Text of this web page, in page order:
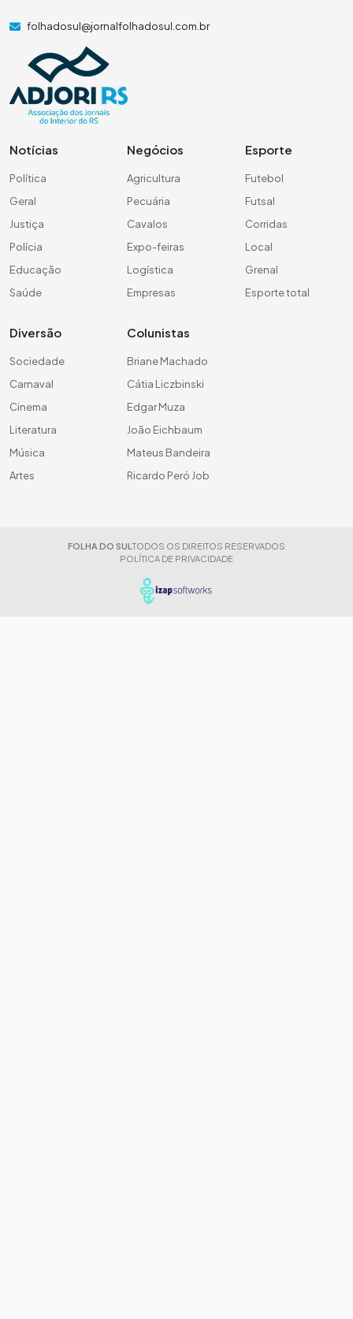
folhadosul@jornalfolhadosul.com.br
Notícias
Política
Geral
Justiça
Polícia
Educação
Saúde
Negócios
Agricultura
Pecuária
Cavalos
Expo-feiras
Logística
Empresas
Esporte
Futebol
Futsal
Corridas
Local
Grenal
Esporte total
Diversão
Sociedade
Carnaval
Cinema
Literatura
Música
Artes
Colunistas
Briane Machado
Cátia Liczbinski
Edgar Muza
João Eichbaum
Mateus Bandeira
Ricardo Peró Job
FOLHA DO SUL TODOS OS DIREITOS RESERVADOS
POLÍTICA DE PRIVACIDADE